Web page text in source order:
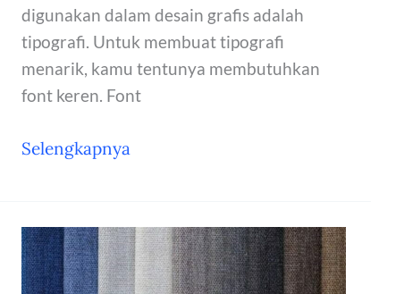
digunakan dalam desain grafis adalah
tipografi. Untuk membuat tipografi
menarik, kamu tentunya membutuhkan
font keren. Font
7
Download
Font
Gratis
Selengkapnya